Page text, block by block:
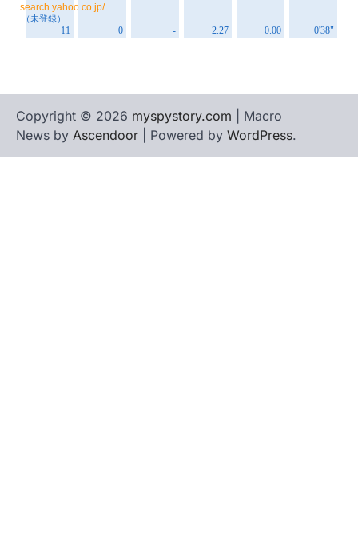
Copyright © 2026 myspystory.com | Macro
News by Ascendoor | Powered by WordPress.